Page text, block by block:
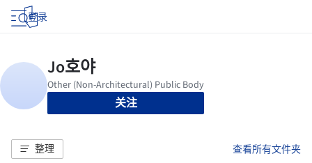
登录
关注
整理 查看所有文件夹